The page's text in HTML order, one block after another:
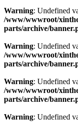
Warning: Undefined
/www/wwwroot/
parts/archive/
Warning: Undefined
/www/wwwroot/
parts/archive/
Warning: Undefined
/www/wwwroot/
parts/archive/
Warning: Undefined